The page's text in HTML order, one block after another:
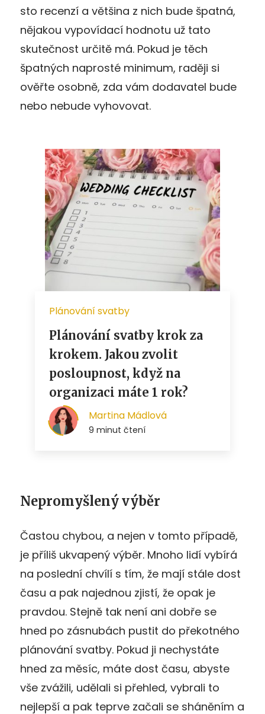
sto recenzí a většina z nich bude špatná,
nějakou vypovídací hodnotu už tato
skutečnost určitě má. Pokud je těch
špatných naprosté minimum, raději si
ověřte osobně, zda vám dodavatel bude
nebo nebude vyhovovat.
Nepromyšlený výběr
Častou chybou, a nejen v tomto případě,
je příliš ukvapený výběr. Mnoho lidí vybírá
na poslední chvílí s tím, že mají stále dost
času a pak najednou zjistí, že opak je
pravdou. Stejně tak není ani dobře se
hned po zásnubách pustit do překotného
plánování svatby. Pokud ji nechystáte
hned za měsíc, máte dost času, abyste
vše zvážili, udělali si přehled, vybrali to
nejlepší a pak teprve začali se sháněním a